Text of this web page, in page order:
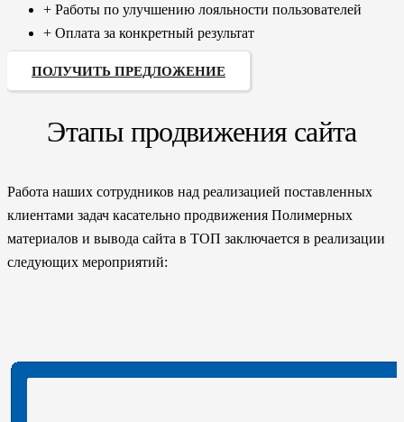
+ Работы по улучшению лояльности пользователей
+ Оплата за конкретный результат
ПОЛУЧИТЬ ПРЕДЛОЖЕНИЕ
Этапы продвижения сайта
Работа наших сотрудников над реализацией поставленных
клиентами задач касательно продвижения Полимерных
материалов и вывода сайта в ТОП заключается в реализации
следующих мероприятий: